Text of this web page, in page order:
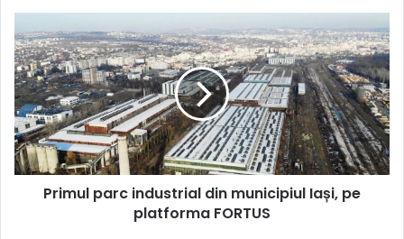
2023
parc
industrial
din
municipiul
Iași,
pe
platforma
FORTUS
Primul parc industrial din municipiul Iași, pe
platforma FORTUS